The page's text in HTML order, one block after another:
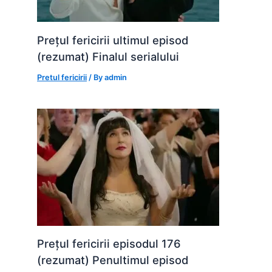
Prețul fericirii ultimul episod
(rezumat) Finalul serialului
Pretul fericirii / Byadmin
Prețul fericirii episodul 176
(rezumat) Penultimul episod